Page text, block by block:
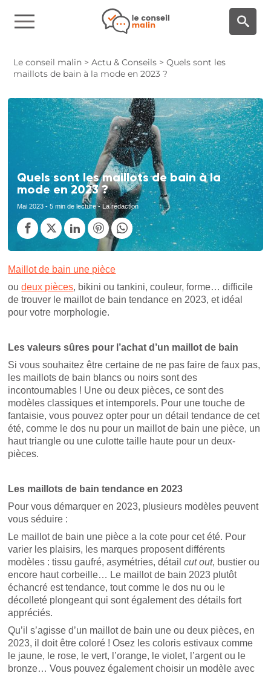
Le conseil malin >Actu & Conseils >Quels sont les
maillots de bain à la mode en 2023 ?
Quels sont les maillots de bain à la
mode en 2023 ?
Mai 2023 - 5 min de lecture - La rédaction
Maillot de bain une pièce
oudeux pièces, bikini ou tankini, couleur, forme… difficile
de trouver le maillot de bain tendance en 2023, et idéal
pour votre morphologie.
Les valeurs sûres pour l’achat d’un maillot de bain
Si vous souhaitez être certaine de ne pas faire de faux pas,
les maillots de bain blancs ou noirs sont des
incontournables ! Une ou deux pièces, ce sont des
modèles classiques et intemporels. Pour une touche de
fantaisie, vous pouvez opter pour un détail tendance de cet
été, comme le dos nu pour un maillot de bain une pièce, un
haut triangle ou une culotte taille haute pour un deux-
pièces.
Les maillots de bain tendance en 2023
Pour vous démarquer en 2023, plusieurs modèles peuvent
vous séduire :
Le maillot de bain une pièce a la cote pour cet été. Pour
varier les plaisirs, les marques proposent différents
modèles : tissu gaufré, asymétries, détailcut out, bustier ou
encore haut corbeille… Le maillot de bain 2023 plutôt
échancré est tendance, tout comme le dos nu ou le
décolleté plongeant qui sont également des détails fort
appréciés.
Qu’il s’agisse d’un maillot de bain une ou deux pièces, en
2023, il doit être coloré ! Osez les coloris estivaux comme
le jaune, le rose, le vert, l’orange, le violet, l’argent ou le
bronze… Vous pouvez également choisir un modèle avec